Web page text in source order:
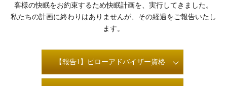
客様の快眠をお約束するため快眠計画を、実行してきました。
私たちの計画に終わりはありませんが、その経過をご報告いたし
ます。
【報告1】ピローアドバイザー資格